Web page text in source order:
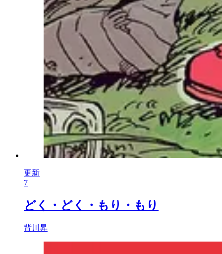
更新
7
どく・どく・もり・もり
背川昇